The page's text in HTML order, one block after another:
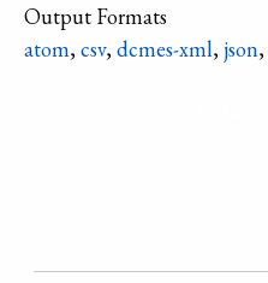
Output Formats
atom, csv, dcmes-xml, json,